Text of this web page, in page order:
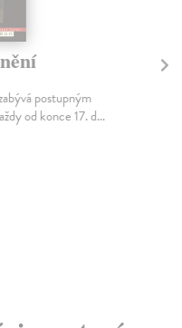
postupným
od konce 17. d...